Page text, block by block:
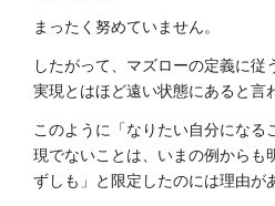
まったく努めていません。
したがって、マズローの定義に従
実現とはほど遠い状態にあると言
このように「なりたい自分になる
現でないことは、いまの例からも
ずしも」と限定したのには理由が